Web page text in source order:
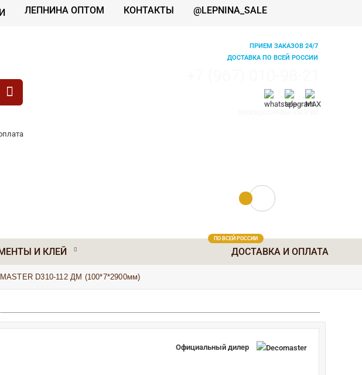
ЛЕПНИНА ОПТОМ КОНТАКТЫ @LEPNINA_SALE
ПРИЕМ ЗАКАЗОВ 24/7
ДОСТАВКА ПО ВСЕЙ РОССИИ
ДОСТАВКА И ОПЛАТА
ПО ВСЕЙ РОССИИ
И КЛЕЙ
D310-112 ДМ (100*7*2900мм)
Официальный дилер